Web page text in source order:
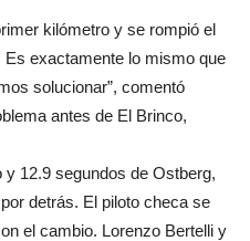
kilómetro y se rompió el
exactamente lo mismo que
solucionar”, comentó
antes de El Brinco,
12.9 segundos de Ostberg,
detrás. El piloto checa se
el cambio. Lorenzo Bertelli y